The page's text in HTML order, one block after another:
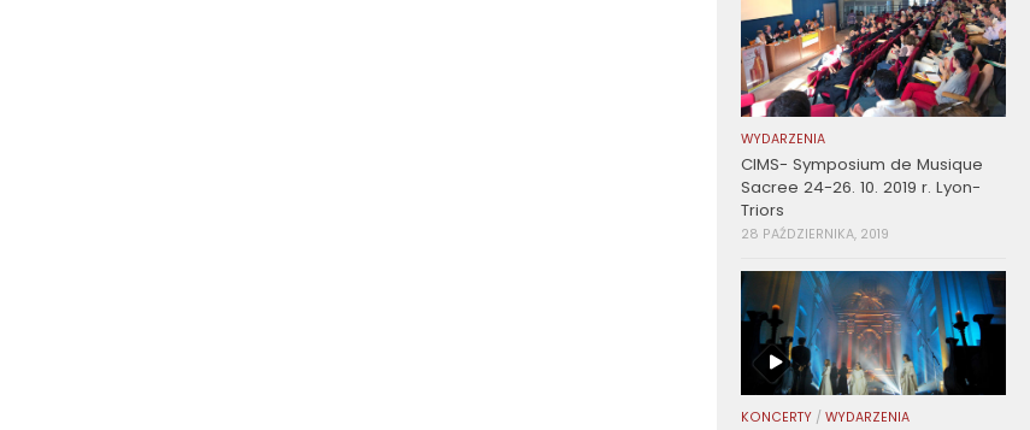
WYDARZENIA
CIMS- Symposium de Musique
Sacree 24-26. 10. 2019 r. Lyon-
Triors
28 PAŹDZIERNIKA, 2019
KONCERTY / WYDARZENIA